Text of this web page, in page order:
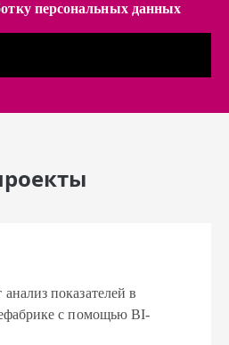
персональных данных
показателей в
с помощью BI-